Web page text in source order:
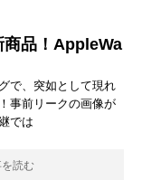
品！AppleWa
で、突如として現れ
事前リークの画像が
では
読む